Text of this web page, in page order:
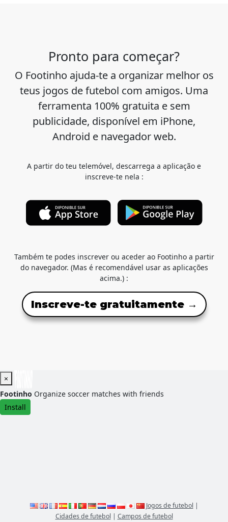
Pronto para começar?
O Footinho ajuda-te a organizar melhor os
teus jogos de futebol com amigos. Uma
ferramenta 100% gratuita e sem
publicidade, disponível em iPhone,
Android e navegador web.
A partir do teu telemóvel, descarrega a aplicação e
inscreve-te nela :
Também te podes inscrever ou aceder ao Footinho a partir
do navegador. (Mas é recomendável usar as aplicações
acima.) :
Inscreve-te gratuitamente →
×
Footinho Organize soccer matches with friends
Install
Jogos de futebol |
Cidades de futebol | Campos de futebol